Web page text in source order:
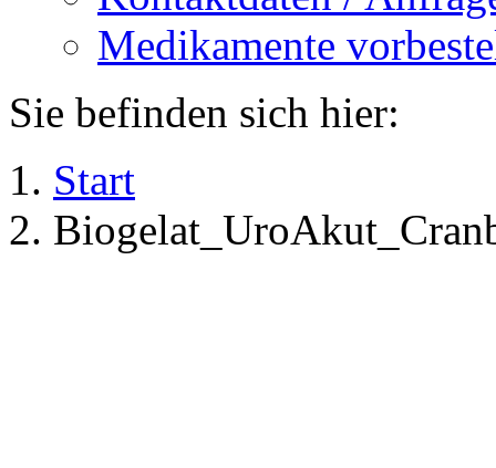
Medikamente
Sie befinden sich hier:
Start